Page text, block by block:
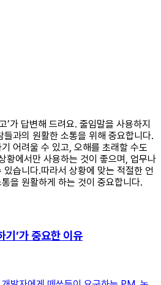
’가 답변해 드려요. 줄임말을 사용하지
과의 원활한 소통을 위해 중요합니다.
어려울 수 있고, 오해를 초래할 수도
황에서만 사용하는 것이 좋으며, 업무나
습니다.따라서 상황에 맞는 적절한 언
을 원활하게 하는 것이 중요합니다.
기’가 중요한 이유